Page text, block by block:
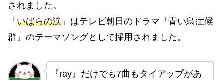
されました。
「 いばらの涙 」はテレビ朝日のドラマ『青い鳥症候
群』のテーマソングとして採用されました。
『ray』だけでも7曲もタイアップがあ